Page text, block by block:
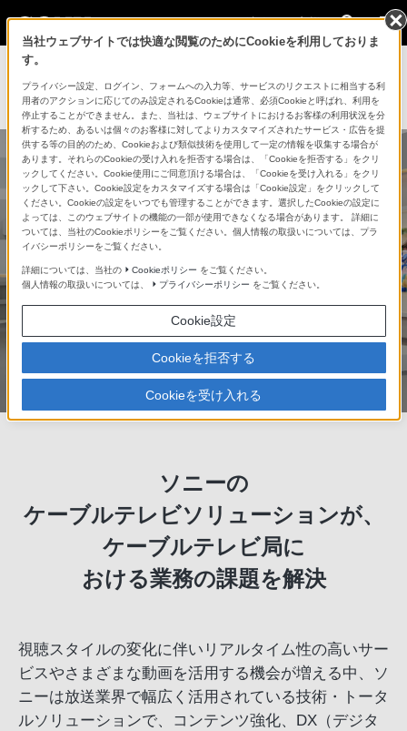
法人のお客様
ケーブルテレビソリューション
CATV
ケーブルテレビ
ソニーの
ケーブルテレビソリューションが、
ケーブルテレビ局に
おける業務の課題を解決
視聴スタイルの変化に伴いリアルタイム性の高いサー
ビスやさまざまな動画を活用する機会が増える中、ソ
ニーは放送業界で幅広く活用されている技術・トータ
ルソリューションで、コンテンツ強化、DX（デジタ
当社ウェブサイトでは快適な閲覧のためにCookieを利用しておりま
す。
プライバシー設定、ログイン、フォームへの入力等、サービスのリクエストに相当する利
用者のアクションに応じてのみ設定されるCookieは通常、必須Cookieと呼ばれ、利用を
停止することができません。また、当社は、ウェブサイトにおけるお客様の利用状況を分
析するため、あるいは個々のお客様に対してよりカスタマイズされたサービス・広告を提
供する等の目的のため、Cookieおよび類似技術を使用して一定の情報を収集する場合が
あります。それらのCookieの受け入れを拒否する場合は、「Cookieを拒否する」をクリ
ックしてください。Cookie使用にご同意頂ける場合は、「Cookieを受け入れる」をクリ
ックして下さい。Cookie設定をカスタマイズする場合は「Cookie設定」をクリックして
ください。Cookieの設定をいつでも管理することができます。選択したCookieの設定に
よっては、このウェブサイトの機能の一部が使用できなくなる場合があります。 詳細に
ついては、当社のCookieポリシーをご覧ください。個人情報の取扱いについては、プラ
イバシーポリシーをご覧ください。
詳細については、当社の Cookieポリシー をご覧ください。
個人情報の取扱いについては、
プライバシーポリシー をご覧ください。
Cookie設定
Cookieを拒否する
Cookieを受け入れる